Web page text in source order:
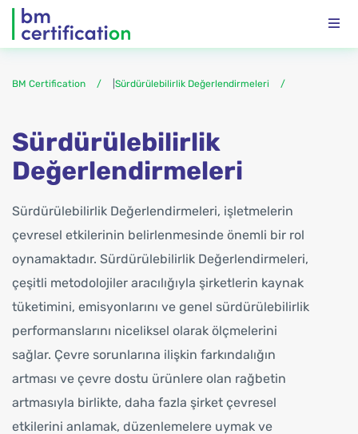
BM Certification Sürdürülebilirlik Değerlendirmeleri
Sürdürülebilirlik
Değerlendirmeleri
Sürdürülebilirlik Değerlendirmeleri, işletmelerin
çevresel etkilerinin belirlenmesinde önemli bir rol
oynamaktadır. Sürdürülebilirlik Değerlendirmeleri,
çeşitli metodolojiler aracılığıyla şirketlerin kaynak
tüketimini, emisyonlarını ve genel sürdürülebilirlik
performanslarını niceliksel olarak ölçmelerini
sağlar. Çevre sorunlarına ilişkin farkındalığın
artması ve çevre dostu ürünlere olan rağbetin
artmasıyla birlikte, daha fazla şirket çevresel
etkilerini anlamak, düzenlemelere uymak ve